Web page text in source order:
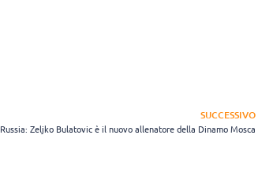
SUCCESSIVO
Russia: Zeljko Bulatovic è il nuovo allenatore della Dinamo Mosca